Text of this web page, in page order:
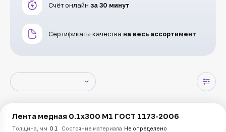
Счёт онлайн за 30 минут
Сертификаты качества на весь ассортимент
Лента медная 0.1х300 М1 ГОСТ 1173-2006
Толщина, мм 0.1 Состояние материала Не определено